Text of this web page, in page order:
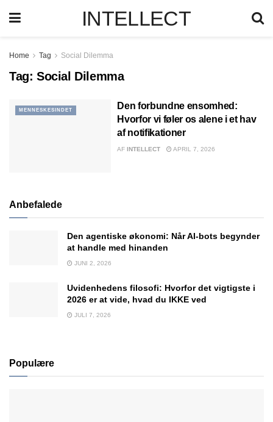
INTELLECT
Home Tag Social Dilemma
Tag: Social Dilemma
MENNESKESINDET
Den forbundne ensomhed:
Hvorfor vi føler os alene i et hav
af notifikationer
AF INTELLECT APRIL 7, 2026
Anbefalede
Den agentiske økonomi: Når AI-bots begynder
at handle med hinanden
JUNI 2, 2026
Uvidenhedens filosofi: Hvorfor det vigtigste i
2026 er at vide, hvad du IKKE ved
JULI 7, 2026
Populære